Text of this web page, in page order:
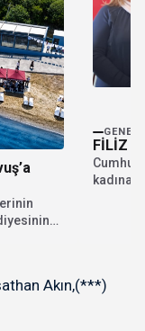
GENEL
FİLİZ
kadına
Akın,(***)